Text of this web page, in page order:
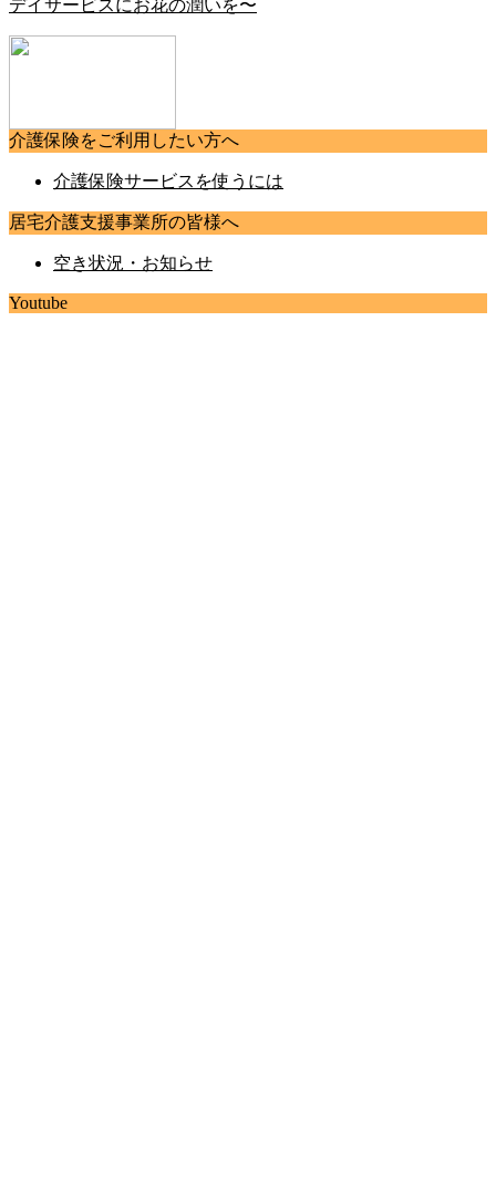
デイサービスにお花の潤いを〜
介護保険をご利用したい方へ
介護保険サービスを使うには
居宅介護支援事業所の皆様へ
空き状況・お知らせ
Youtube